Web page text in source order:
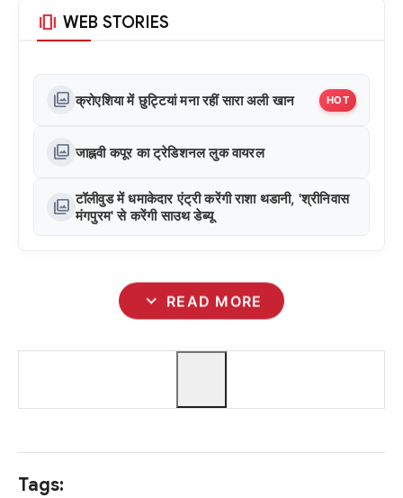
amp_stories WEB STORIES
photo_library क्रोएशिया में छुट्टियां मना रहीं सारा अली खान HOT
photo_library जाह्नवी कपूर का ट्रेडिशनल लुक वायरल
photo_library टॉलीवुड में धमाकेदार एंट्री करेंगी राशा थडानी, 'श्रीनिवास
मंगपुरम' से करेंगी साउथ डेब्यू
expand_more READ MORE
Tags: